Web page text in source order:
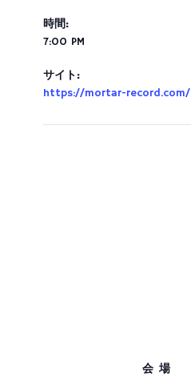
時間:
7:00 PM
サイト:
https://mortar-record.com/
会場